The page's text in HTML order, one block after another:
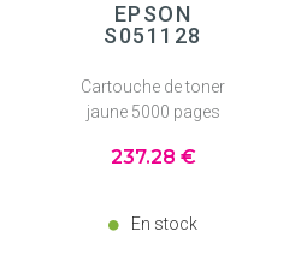
EPSON
S051128
Cartouche de toner
jaune 5000 pages
237.28 €
En stock